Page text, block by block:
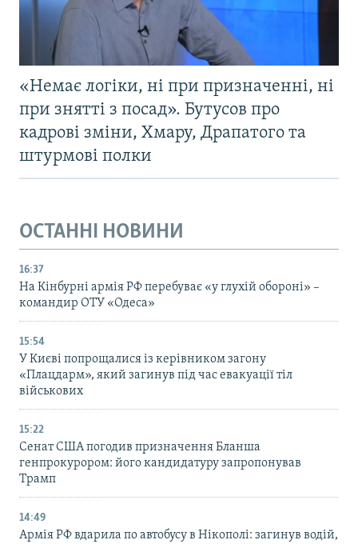
«Немає логіки, ні при призначенні, ні
при знятті з посад». Бутусов про
кадрові зміни, Хмару, Драпатого та
штурмові полки
ОСТАННІ НОВИНИ
16:37
На Кінбурні армія РФ перебуває «у глухій обороні» –
командир ОТУ «Одеса»
15:54
У Києві попрощалися із керівником загону
«Плацдарм», який загинув під час евакуації тіл
військових
15:22
Сенат США погодив призначення Бланша
генпрокурором: його кандидатуру запропонував
Трамп
14:49
Армія РФ вдарила по автобусу в Нікополі: загинув водій,